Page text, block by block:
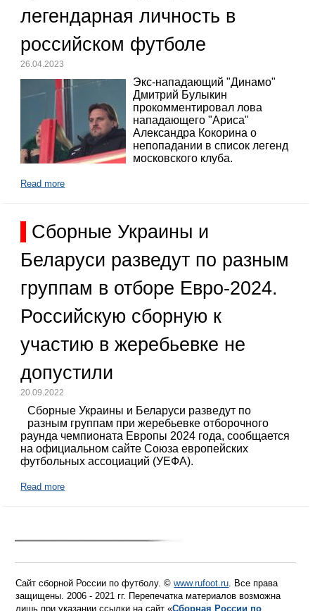
легендарная личность в
российском футболе
26.04.2023
Экс-нападающий "Динамо"
Дмитрий Булыкин
прокомментировал лова
нападающего "Ариса"
Александра Кокорина о
непопадании в список легенд
московского клуба.
Read more
Сборные Украины и
Беларуси разведут по разным
группам в отборе Евро-2024.
Российскую сборную к
участию в жеребьевке не
допустили
20.09.2022
Сборные Украины и Беларуси разведут по
разным группам при жеребьевке отборочного
раунда чемпионата Европы 2024 года, сообщается
на официальном сайте Союза европейских
футбольных ассоциаций (УЕФА).
Read more
Сайт сборной России по футболу. ©www.rufoot.ru. Все права
защищены. 2006 - 2021 гг. Перепечатка материалов возможна
лишь при указании ссылки на сайт «Сборная России по